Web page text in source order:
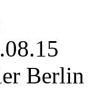
Berlin